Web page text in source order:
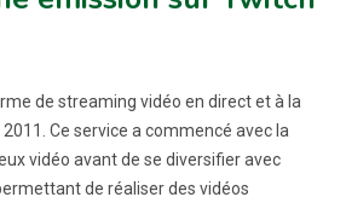
de streaming vidéo en direct et à la
Ce service a commencé avec la
vidéo avant de se diversifier avec
de réaliser des vidéos